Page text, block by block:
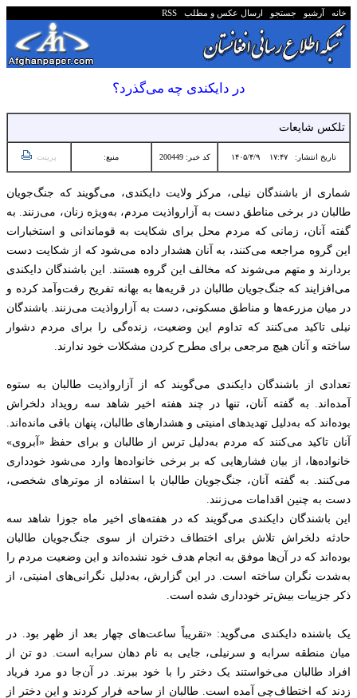
خانه آرشیو جستجو ارسال عکس و مطلب RSS
در دایکندی چه می‌گذرد؟
تلکس شایعات
تاریخ انتشار: ۱۷:۴۷ ۱۴۰۵/۴/۹ کد خبر: 200449 منبع: پرینت
شماری از باشندگان نیلی، مرکز ولایت دایکندی، می‌گویند که جنگ‌جویان
طالبان در برخی مناطق دست به آزارواذیت مردم، به‌ویژه زنان، می‌زنند. به
گفته آنان، زمانی که مردم محل برای شکایت به قوماندانی و استخبارات
این گروه مراجعه می‌کنند، به آنان هشدار داده می‌شود که از شکایت دست
بردارند و متهم می‌شوند که مخالف این گروه هستند. این باشندگان دایکندی
می‌افزایند که جنگ‌جویان طالبان در قریه‌ها به بهانه تفریح رفت‌وآمد کرده و
در میان مزرعه‌ها و مناطق مسکونی، دست به آزارواذیت می‌زنند. باشندگان
نیلی تاکید می‌کنند که تداوم این وضعیت، زنده‌گی را برای مردم دشوار
ساخته و آنان هیچ مرجعی برای مطرح کردن مشکلات خود ندارند.
تعدادی از باشندگان دایکندی می‌گویند که از آزارواذیت طالبان به ستوه
آمده‌اند. به گفته آنان، تنها در چند هفته اخیر شاهد سه رویداد دلخراش
بوده‌اند که به‌دلیل تهدیدهای امنیتی و هشدارهای طالبان، پنهان باقی مانده‌اند.
آنان تاکید می‌کنند که مردم به‌دلیل ترس از طالبان و برای حفظ «آبروی»
خانواده‌ها، از بیان فشارهایی که بر برخی خانواده‌ها وارد می‌شود خودداری
می‌کنند. به گفته آنان، جنگ‌جویان طالبان با استفاده از موترهای شخصی،
دست به چنین اقدامات می‌زنند.
این باشندگان دایکندی می‌گویند که در هفته‌های اخیر ماه جوزا شاهد سه
حادثه دلخراش تلاش برای اختطاف دختران از سوی جنگ‌جویان طالبان
بوده‌اند که در آن‌ها موفق به انجام هدف خود نشده‌اند و این وضعیت مردم را
به‌شدت نگران ساخته است. در این گزارش، به‌دلیل نگرانی‌های امنیتی، از
ذکر جزییات بیش‌تر خودداری شده است.
یک باشنده دایکندی می‌گوید: «تقریباً ساعت‌های چهار بعد از ظهر بود. در
میان منطقه سرابه و سرنیلی، جایی به نام دهان سرابه است. دو تن از
افراد طالبان می‌خواستند یک دختر را با خود ببرند. در آن‌جا دو مرد فریاد
زدند که اختطاف‌چی آمده است. طالبان از ساحه فرار کردند و این دختر از